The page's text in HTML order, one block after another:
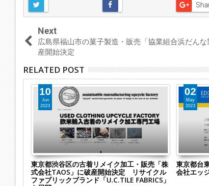
Next
広島県福山市の菓子製造・販売「協業組合浜だんな
産開始決定
RELATED POST
02
May
2023
東京都台東区のアパレル輸入卸小売業「株式
会社エッジライン」に破産開始決定
27
Apr
2023
静岡市駿
ヤシイン